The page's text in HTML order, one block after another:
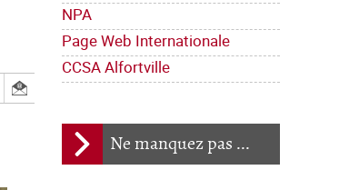
NPA
Page Web Internationale
CCSA Alfortville
Ne manquez pas ...